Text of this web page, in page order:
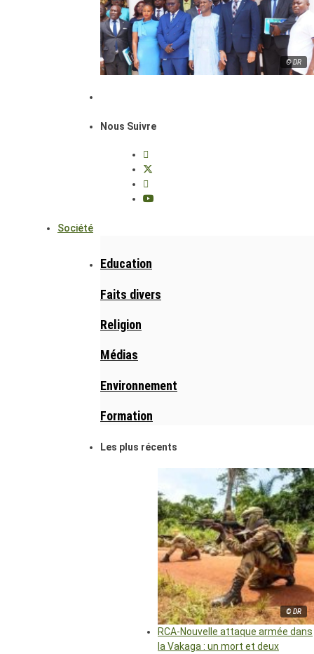
© DR
Nous Suivre
Société
Education
Faits divers
Religion
Médias
Environnement
Formation
Les plus récents
© DR
RCA-Nouvelle attaque armée dans
la Vakaga : un mort et deux